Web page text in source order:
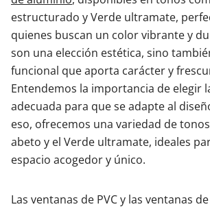
estructurado y Verde ultramate,
quienes buscan un color vibrante y
son una elección estética, sino
funcional que aporta carácter y
Entendemos la importancia de elegir
adecuada para que se adapte al
eso, ofrecemos una variedad de
abeto y el Verde ultramate, ideales
espacio acogedor y único.
Las ventanas de PVC y las ventanas